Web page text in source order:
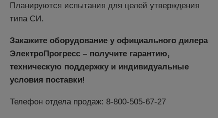
Планируются испытания для целей утверждения
типа СИ.
Закажите оборудование у официального дилера
ЭлектроПрогресс – получите гарантию,
техническую поддержку и индивидуальные
условия поставки!
Телефон отдела продаж: 8-800-505-67-27